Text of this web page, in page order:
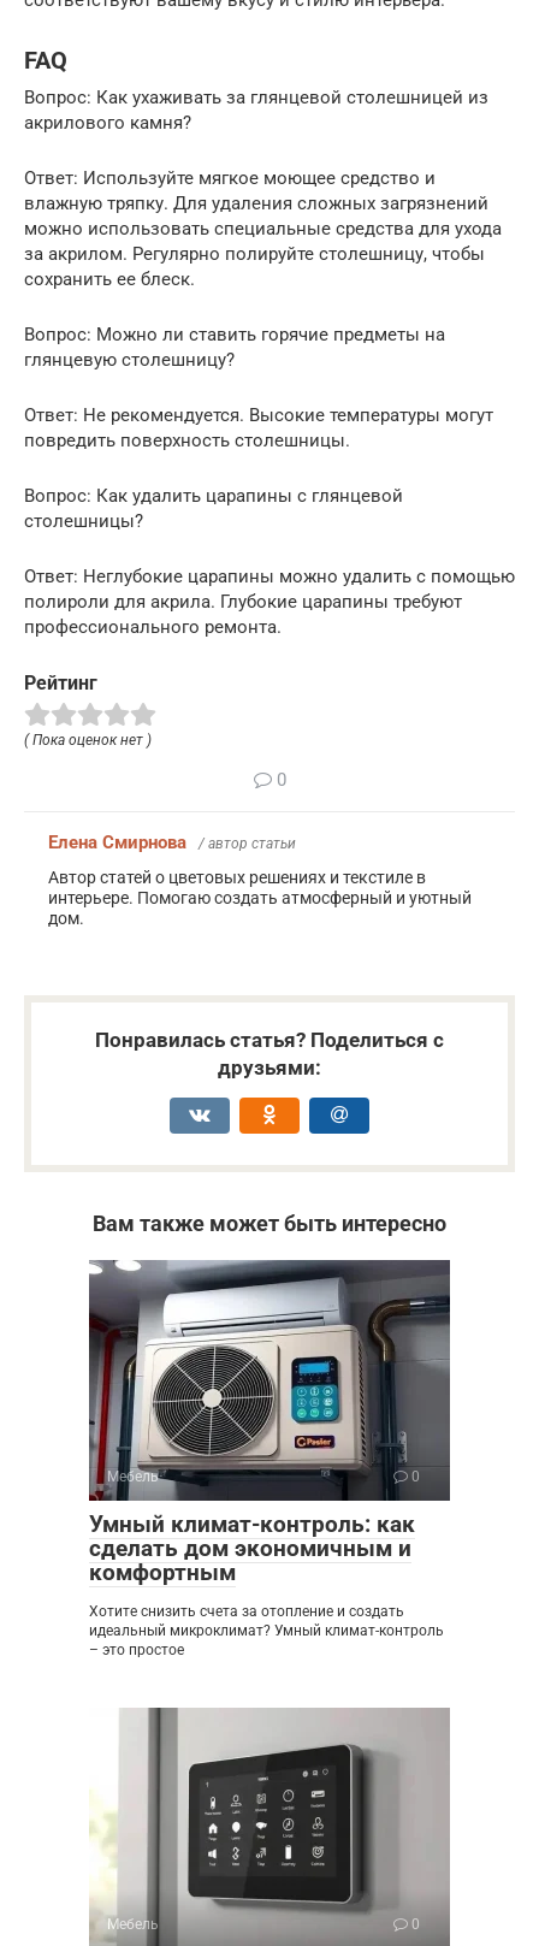
FAQ
Вопрос: Как ухаживать за глянцевой столешницей из
акрилового камня?
Ответ: Используйте мягкое моющее средство и
влажную тряпку. Для удаления сложных загрязнений
можно использовать специальные средства для ухода
за акрилом. Регулярно полируйте столешницу, чтобы
сохранить ее блеск.
Вопрос: Можно ли ставить горячие предметы на
глянцевую столешницу?
Ответ: Не рекомендуется. Высокие температуры могут
повредить поверхность столешницы.
Вопрос: Как удалить царапины с глянцевой
столешницы?
Ответ: Неглубокие царапины можно удалить с помощью
полироли для акрила. Глубокие царапины требуют
профессионального ремонта.
Рейтинг
( Пока оценок нет )
0
Елена Смирнова / автор статьи
Автор статей о цветовых решениях и текстиле в
интерьере. Помогаю создать атмосферный и уютный
дом.
Понравилась статья? Поделиться с
друзьями:
Вам также может быть интересно
Мебель 0
Умный климат-контроль: как
сделать дом экономичным и
комфортным
Хотите снизить счета за отопление и создать
идеальный микроклимат? Умный климат-контроль
– это простое
Мебель 0